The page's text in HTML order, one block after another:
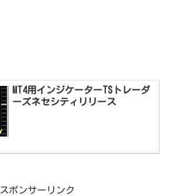
MT4用インジケーターTSトレーダ
ーズネセシティリリース
スポンサーリンク